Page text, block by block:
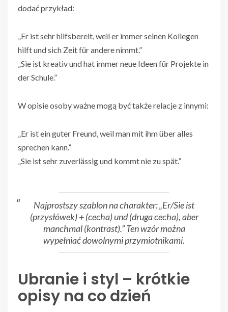
dodać przykład:
„Er ist sehr hilfsbereit, weil er immer seinen Kollegen
hilft und sich Zeit für andere nimmt.”
„Sie ist kreativ und hat immer neue Ideen für Projekte in
der Schule.”
W opisie osoby ważne mogą być także relacje z innymi:
„Er ist ein guter Freund, weil man mit ihm über alles
sprechen kann.”
„Sie ist sehr zuverlässig und kommt nie zu spät.”
Najprostszy szablon na charakter: „Er/Sie ist
(przysłówek) + (cecha) und (druga cecha), aber
manchmal (kontrast).” Ten wzór można
wypełniać dowolnymi przymiotnikami.
Ubranie i styl – krótkie
opisy na co dzień